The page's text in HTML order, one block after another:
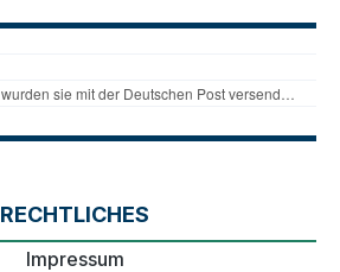
RECHTLICHES
Impressum